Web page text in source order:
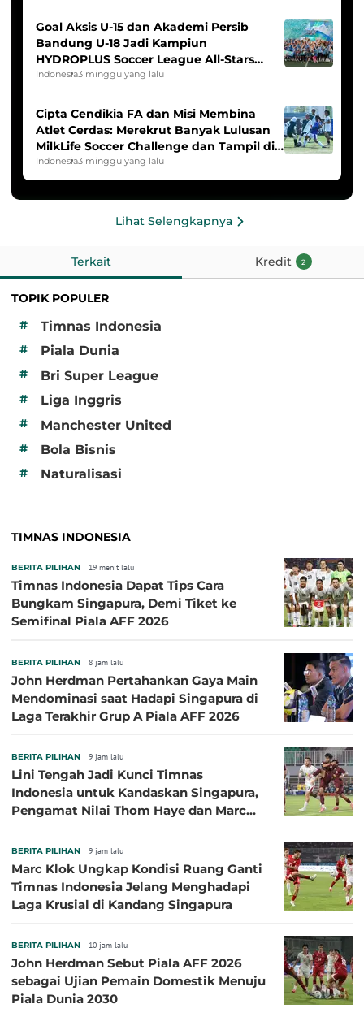
Goal Aksis U-15 dan Akademi Persib
Bandung U-18 Jadi Kampiun
HYDROPLUS Soccer League All-Stars
2025/2026
Indonesia3 minggu yang lalu
Cipta Cendikia FA dan Misi Membina
Atlet Cerdas: Merekrut Banyak Lulusan
MilkLife Soccer Challenge dan Tampil di
HYDROPLUS Soccer League
Indonesia3 minggu yang lalu
Lihat Selengkapnya
Terkait Kredit 2
TOPIK POPULER
#
Timnas Indonesia
# Piala Dunia
# Bri Super League
# Liga Inggris
# Manchester United
# Bola Bisnis
# Naturalisasi
TIMNAS INDONESIA
BERITA PILIHAN 19 menit lalu
Timnas Indonesia Dapat Tips Cara
Bungkam Singapura, Demi Tiket ke
Semifinal Piala AFF 2026
BERITA PILIHAN 8 jam lalu
John Herdman Pertahankan Gaya Main
Mendominasi saat Hadapi Singapura di
Laga Terakhir Grup A Piala AFF 2026
BERITA PILIHAN 9 jam lalu
Lini Tengah Jadi Kunci Timnas
Indonesia untuk Kandaskan Singapura,
Pengamat Nilai Thom Haye dan Marc
BERITA PILIHAN 9 jam lalu
Marc Klok Ungkap Kondisi Ruang Ganti
Timnas Indonesia Jelang Menghadapi
Laga Krusial di Kandang Singapura
BERITA PILIHAN 10 jam lalu
John Herdman Sebut Piala AFF 2026
sebagai Ujian Pemain Domestik Menuju
Piala Dunia 2030